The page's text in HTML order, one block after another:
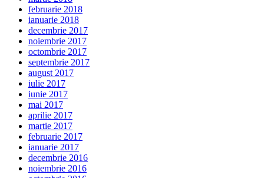
februarie 2018
ianuarie 2018
decembrie 2017
noiembrie 2017
octombrie 2017
septembrie 2017
august 2017
iulie 2017
iunie 2017
mai 2017
aprilie 2017
martie 2017
februarie 2017
ianuarie 2017
decembrie 2016
noiembrie 2016